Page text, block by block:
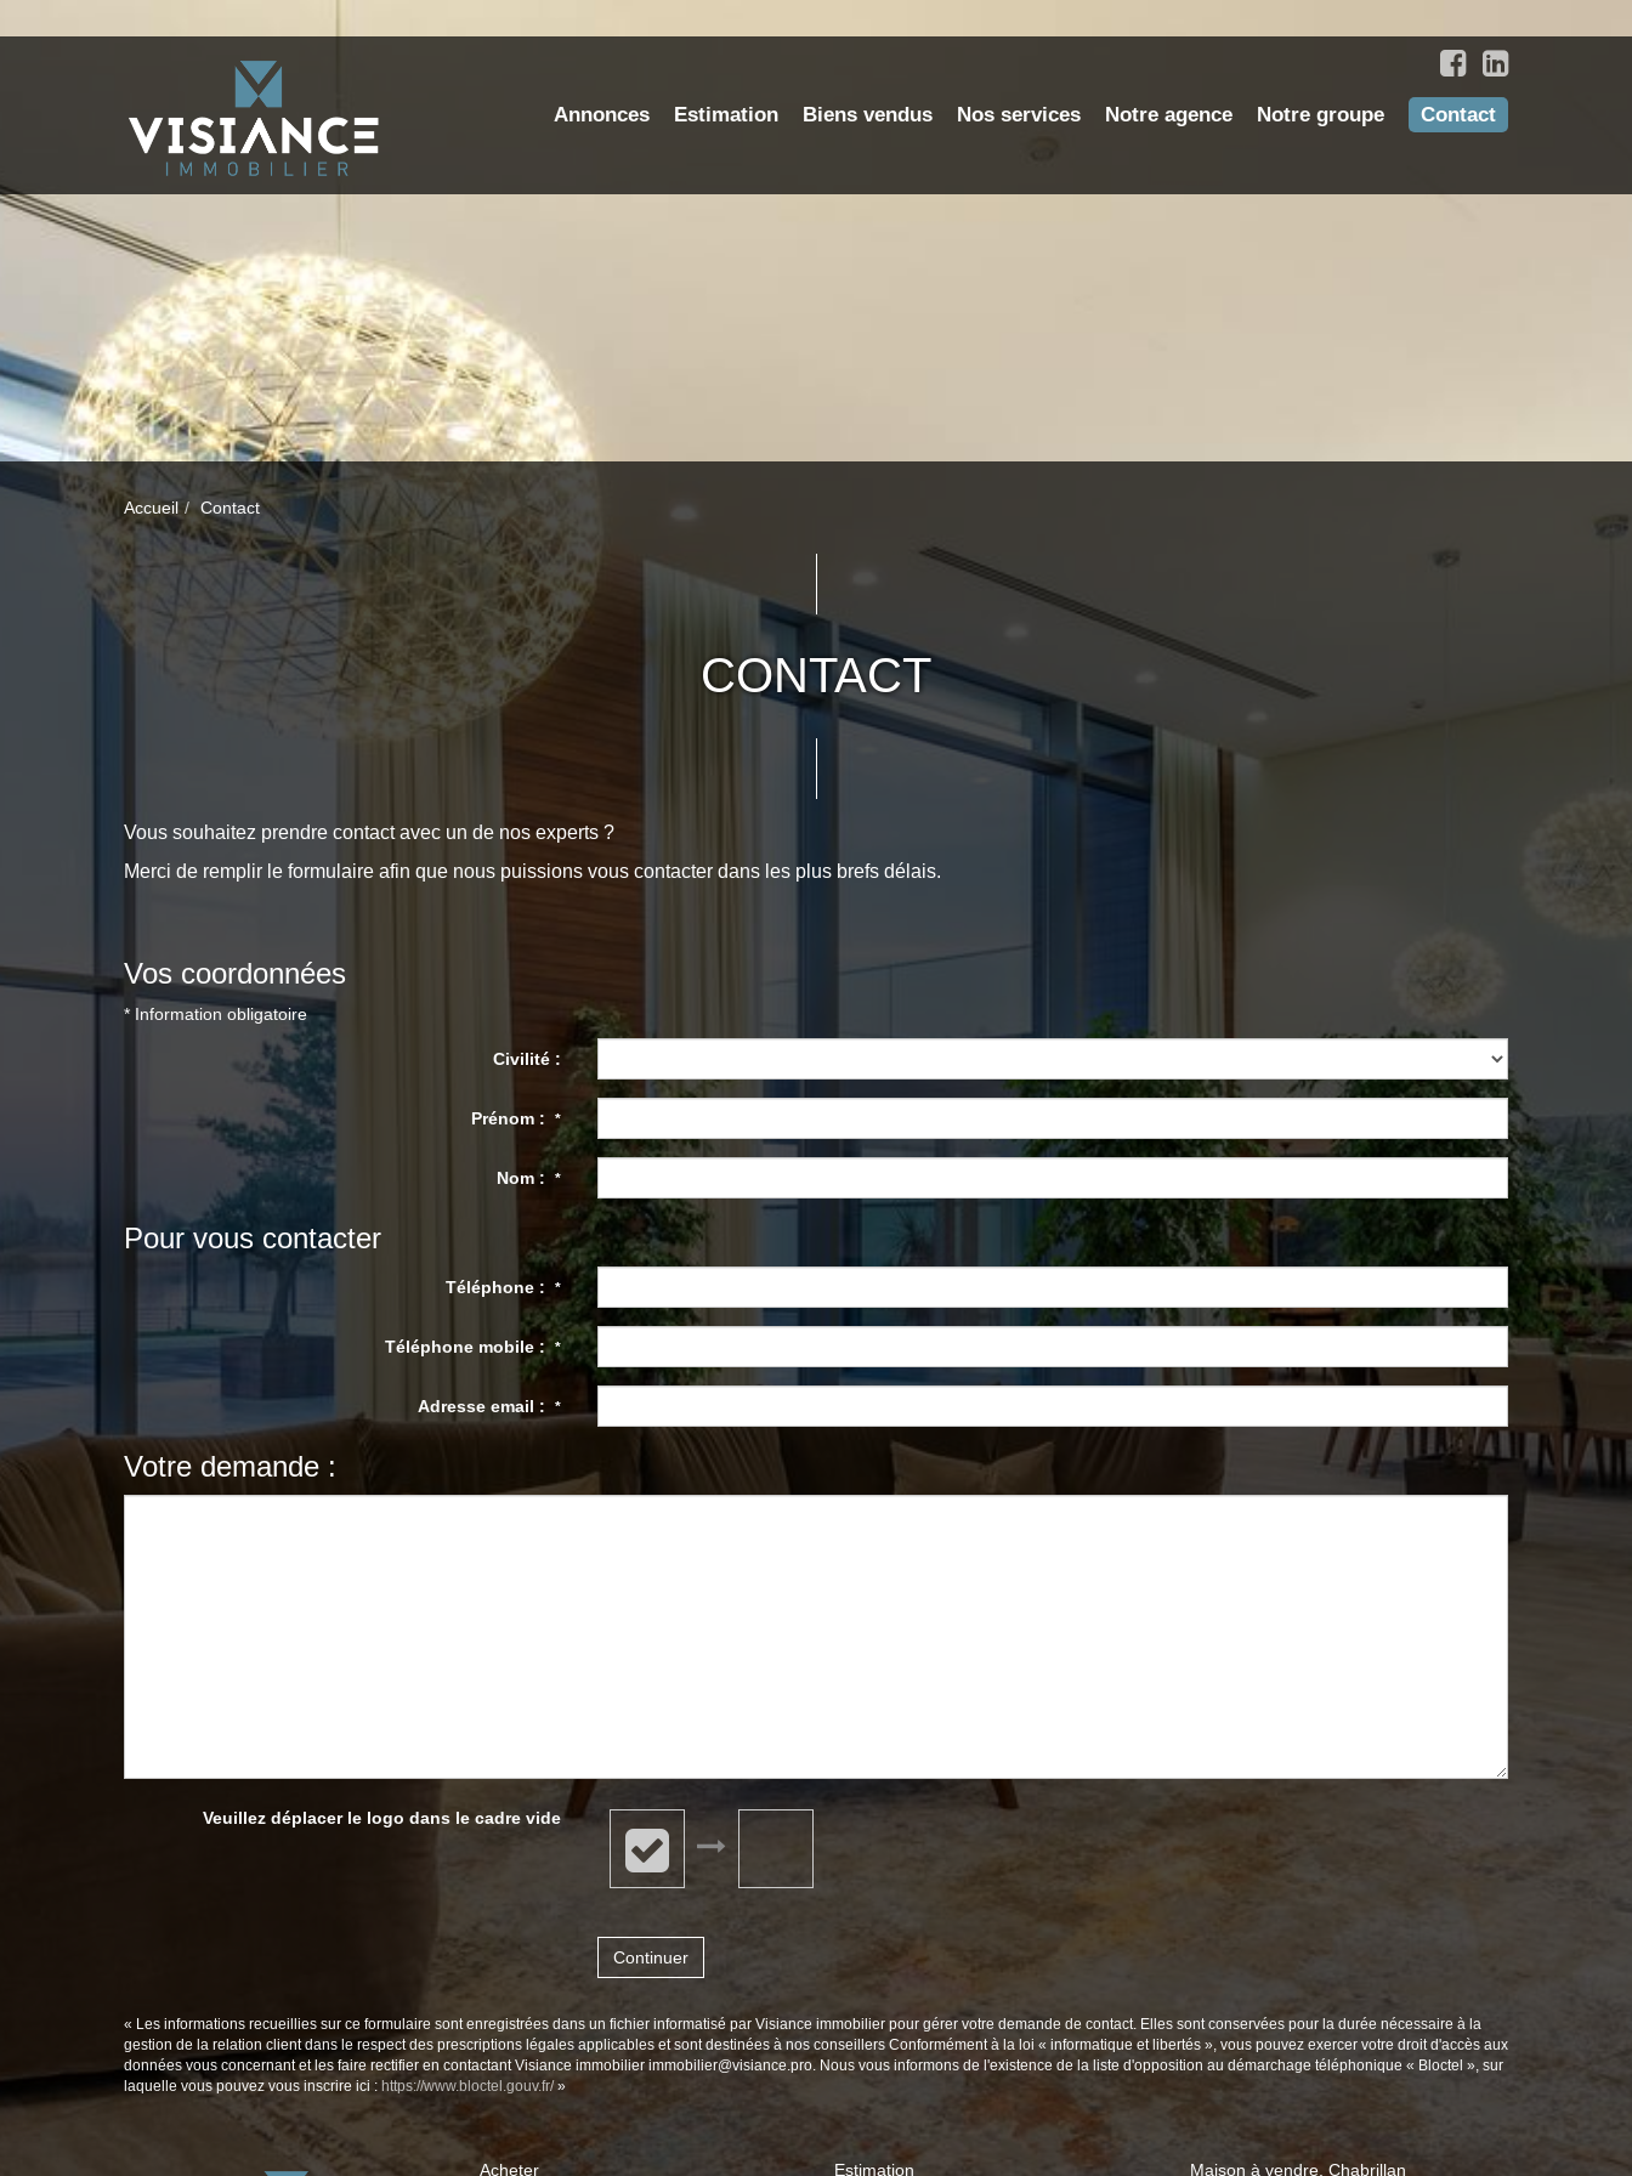
Annonces Estimation Biens vendus Nos services Notre agence Notre groupe Contact
Accueil Contact
CONTACT
Vous souhaitez prendre contact avec un de nos experts ?
Merci de remplir le formulaire afin que nous puissions vous contacter dans les plus brefs délais.
Vos coordonnées
* Information obligatoire
Civilité :
Prénom : *
Nom : *
Pour vous contacter
Téléphone : *
Téléphone mobile :*
Adresse email : *
Votre demande :
Veuillez déplacer le logo dans le cadre vide
Continuer
« Les informations recueillies sur ce formulaire sont enregistrées dans un fichier informatisé par Visiance immobilier pour gérer votre demande de contact. Elles sont conservées pour la durée nécessaire à la
gestion de la relation client dans le respect des prescriptions légales applicables et sont destinées à nos conseillers Conformément à la loi « informatique et libertés », vous pouvez exercer votre droit d'accès aux
données vous concernant et les faire rectifier en contactant Visiance immobilier immobilier@visiance.pro. Nous vous informons de l'existence de la liste d'opposition au démarchage téléphonique « Bloctel », sur
laquelle vous pouvez vous inscrire ici : https://www.bloctel.gouv.fr/»
Acheter Estimation Maison à vendre, Chabrillan